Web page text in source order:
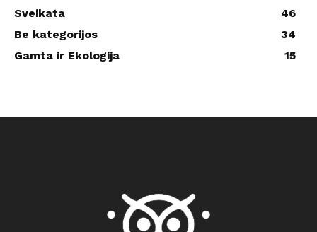
Sveikata
46
Be kategorijos
34
Gamta ir Ekologija
15